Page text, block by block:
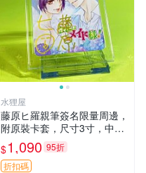
水狸屋
藤原ヒ羅親筆簽名限量周邊，
附原裝卡套，尺寸3寸，中古
輕瑕 會長大人 親筆 簽名 周
邊 卡套 3寸 中古初瑕
$1,090 95折
折扣碼